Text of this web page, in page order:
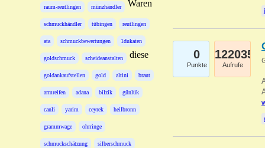
raum-reutlingen münzhändler
schmuckhändler tübingen reutlingen
ata schmuckbewertungen 1dukaten
goldschmuck scheideanstalten
goldankaufstellen gold altini braut
armreifen adana bilzik günlük
canli yarim ceyrek heilbronn
grammwage ohrringe
schmuckschätzung silberschmuck
Waren
diese 0
Punkte
122035
Aufrufe